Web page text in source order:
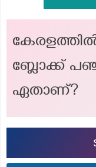
ബ്ലോക്ക്
ഏതാണ്?